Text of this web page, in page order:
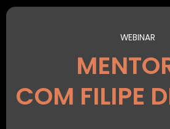
WEBINAR
COM FILIPE